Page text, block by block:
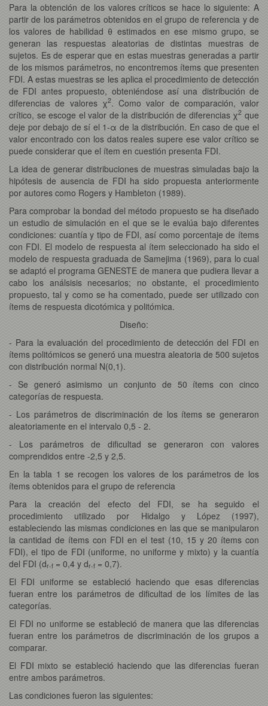
Para la obtención de los valores críticos se hace lo siguiente: A
partir de los parámetros obtenidos en el grupo de referencia y de
los valores de habilidad θ estimados en ese mismo grupo, se
generan las respuestas aleatorias de distintas muestras de
sujetos. Es de esperar que en estas muestras generadas a partir
de los mismos parámetros, no encontremos ítems que presenten
FDI. A estas muestras se les aplica el procedimiento de detección
de FDI antes propuesto, obteniéndose así una distribución de
diferencias de valores χ2. Como valor de comparación, valor
crítico, se escoge el valor de la distribución de diferencias χ2 que
deje por debajo de sí el 1-α de la distribución. En caso de que el
valor encontrado con los datos reales supere ese valor crítico se
puede considerar que el ítem en cuestión presenta FDI.
La idea de generar distribuciones de muestras simuladas bajo la
hipótesis de ausencia de FDI ha sido propuesta anteriormente
por autores como Rogers y Hambleton (1989).
Para comprobar la bondad del método propuesto se ha diseñado
un estudio de simulación en el que se le evalúa bajo diferentes
condiciones: cuantía y tipo de FDI, así como porcentaje de ítems
con FDI. El modelo de respuesta al ítem seleccionado ha sido el
modelo de respuesta graduada de Samejima (1969), para lo cual
se adaptó el programa GENESTE de manera que pudiera llevar a
cabo los análsisis necesarios; no obstante, el procedimiento
propuesto, tal y como se ha comentado, puede ser utilizado con
ítems de respuesta dicotómica y politómica.
Diseño:
- Para la evaluación del procedimiento de detección del FDI en
ítems politómicos se generó una muestra aleatoria de 500 sujetos
con distribución normal N(0,1).
- Se generó asimismo un conjunto de 50 ítems con cinco
categorías de respuesta.
- Los parámetros de discriminación de los ítems se generaron
aleatoriamente en el intervalo 0,5 - 2.
- Los parámetros de dificultad se generaron con valores
comprendidos entre -2,5 y 2,5.
En la tabla 1 se recogen los valores de los parámetros de los
ítems obtenidos para el grupo de referencia
Para la creación del efecto del FDI, se ha seguido el
procedimiento utilizado por Hidalgo y López (1997),
estableciendo las mismas condiciones en las que se manipularon
la cantidad de ítems con FDI en el test (10, 15 y 20 ítems con
FDI), el tipo de FDI (uniforme, no uniforme y mixto) y la cuantía
del FDI (dr-f = 0,4 y dr-f = 0,7).
El FDI uniforme se estableció haciendo que esas diferencias
fueran entre los parámetros de dificultad de los límites de las
categorías.
El FDI no uniforme se estableció de manera que las diferencias
fueran entre los parámetros de discriminación de los grupos a
comparar.
El FDI mixto se estableció haciendo que las diferencias fueran
entre ambos parámetros.
Las condiciones fueron las siguientes: